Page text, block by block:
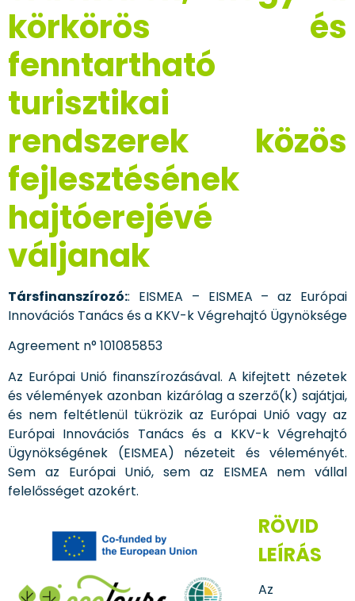
körkörös és
fenntartható
turisztikai
rendszerek közös
fejlesztésének
hajtóerejévé
váljanak
Társfinanszírozó:: EISMEA – EISMEA – az Európai
Innovációs Tanács és a KKV-k Végrehajtó Ügynöksége
Agreement n° 101085853
Az Európai Unió finanszírozásával. A kifejtett nézetek
és vélemények azonban kizárólag a szerző(k) sajátjai,
és nem feltétlenül tükrözik az Európai Unió vagy az
Európai Innovációs Tanács és a KKV-k Végrehajtó
Ügynökségének (EISMEA) nézeteit és véleményét.
Sem az Európai Unió, sem az EISMEA nem vállal
felelősséget azokért.
RÖVID
LEÍRÁS
Az